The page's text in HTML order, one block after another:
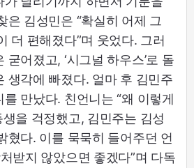
은 김성민은 “확실히 어제 그
더 편해졌다”며 웃었다. 그러
굳어졌고, ‘시그널 하우스’로 돌
생각에 빠졌다. 얼마 후 김민주
만났다. 친언니는 “왜 이렇게
생을 걱정했고, 김민주는 김성
혔다. 이를 묵묵히 들어주던 언
받지 않았으면 좋겠다”며 다독